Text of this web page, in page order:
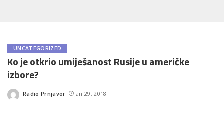
UNCATEGORIZED
Ko je otkrio umiješanost Rusije u američke
izbore?
Posted
Radio Prnjavor jan 29, 2018